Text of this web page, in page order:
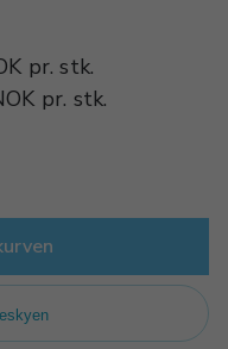
pr.stk.
pr. stk.